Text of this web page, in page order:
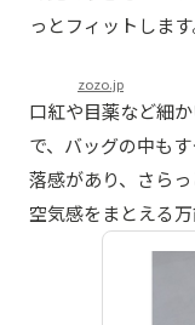
っとフィットします
zozo.jp
口紅や目薬など細
で、バッグの中も
落感があり、さら
空気感をまとえる万